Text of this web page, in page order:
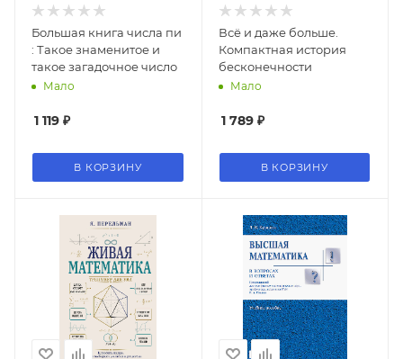
Большая книга числа пи
: Такое знаменитое и
такое загадочное число
Мало
1 119 ₽
В КОРЗИНУ
Всё и даже больше.
Компактная история
бесконечности
Мало
1 789₽
В КОРЗИНУ